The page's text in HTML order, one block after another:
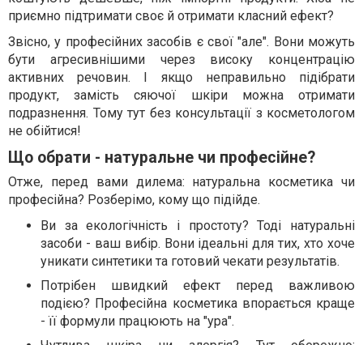
приємно підтримати своє й отримати класний ефект?
Звісно, у професійних засобів є свої "але". Вони можуть
бути агресивнішими через високу концентрацію
активних речовин. І якщо неправильно підібрати
продукт, замість сяючої шкіри можна отримати
подразнення. Тому тут без консультації з косметологом
не обійтися!
Що обрати - натуральне чи професійне?
Отже, перед вами дилема: натуральна косметика чи
професійна? Розберімо, кому що підійде.
Ви за екологічність і простоту? Тоді натуральні
засоби - ваш вибір. Вони ідеальні для тих, хто хоче
уникати синтетики та готовий чекати результатів.
Потрібен швидкий ефект перед важливою
подією? Професійна косметика впорається краще
- її формули працюють на "ура".